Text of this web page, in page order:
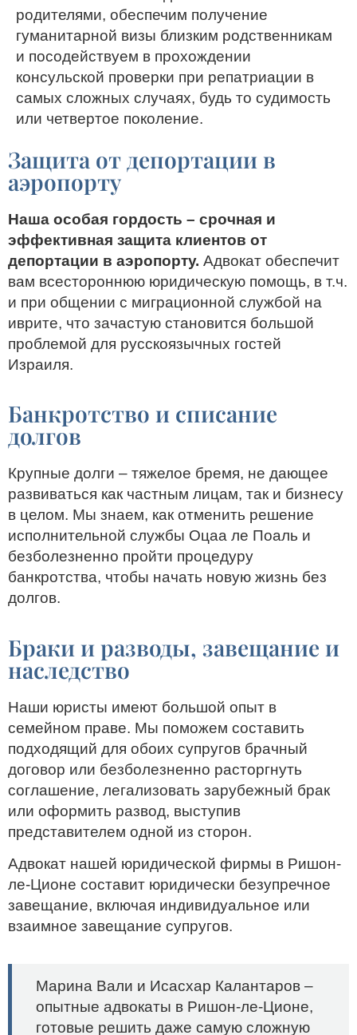
родителями, обеспечим получение
гуманитарной визы близким родственникам
и посодействуем в прохождении
консульской проверки при репатриации в
самых сложных случаях, будь то судимость
или четвертое поколение.
Защита от депортации в
аэропорту
Наша особая гордость – срочная и
эффективная защита клиентов от
депортации в аэропорту. Адвокат обеспечит
вам всестороннюю юридическую помощь, в т.ч.
и при общении с миграционной службой на
иврите, что зачастую становится большой
проблемой для русскоязычных гостей
Израиля.
Банкротство и списание
долгов
Крупные долги – тяжелое бремя, не дающее
развиваться как частным лицам, так и бизнесу
в целом. Мы знаем, как отменить решение
исполнительной службы Оцаа ле Поаль и
безболезненно пройти процедуру
банкротства, чтобы начать новую жизнь без
долгов.
Браки и разводы, завещание и
наследство
Наши юристы имеют большой опыт в
семейном праве. Мы поможем составить
подходящий для обоих супругов брачный
договор или безболезненно расторгнуть
соглашение, легализовать зарубежный брак
или оформить развод, выступив
представителем одной из сторон.
Адвокат нашей юридической фирмы в Ришон-
ле-Ционе составит юридически безупречное
завещание, включая индивидуальное или
взаимное завещание супругов.
Марина Вали и Исасхар Калантаров –
опытные адвокаты в Ришон-ле-Ционе,
готовые решить даже самую сложную